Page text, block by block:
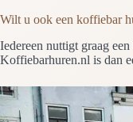
Wilt u ook een koffiebar
Iedereen nuttigt graag
Koffiebarhuren.nl is dan